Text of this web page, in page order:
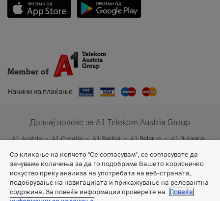
Member of
Начини на плаќање
Дознај повеќе за A1 Telekom Austria Group
A1 Austria A1 Croatia A1 Serbia A1 Belarus
A1 Bulgaria
Со кликање на копчето "Се согласувам", се согласувате да
зачуваме колачиња за да го подобриме Вашето корисничко
искуство преку анализа на употребата на веб-страната,
подобрување на навигацијата и прикажување на релевантна
содржина. За повеќе информации проверете на
Повеќе